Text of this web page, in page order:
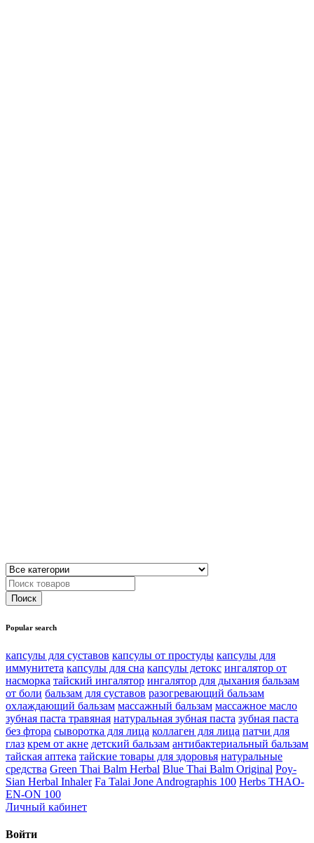
Popular search
капсулы для суставов капсулы от простуды капсулы для
иммунитета капсулы для сна капсулы детокс ингалятор от
насморка тайский ингалятор ингалятор для дыхания бальзам
от боли бальзам для суставов разогревающий бальзам
охлаждающий бальзам массажный бальзам массажное масло
зубная паста травяная натуральная зубная паста зубная паста
без фтора сыворотка для лица коллаген для лица патчи для
глаз крем от акне детский бальзам антибактериальный бальзам
тайская аптека тайские товары для здоровья натуральные
средства Green Thai Balm Herbal Blue Thai Balm Original Poy-
Sian Herbal Inhaler Fa Talai Jone Andrographis 100 Herbs THAO-
EN-ON 100
Личный кабинет
Войти